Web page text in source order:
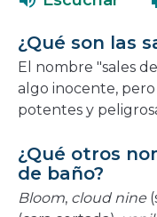
nueva
¿Qué son las
El nombre "sales
algo inocente,
potentes y
¿Qué otros
de baño?
Bloom, cloud nine